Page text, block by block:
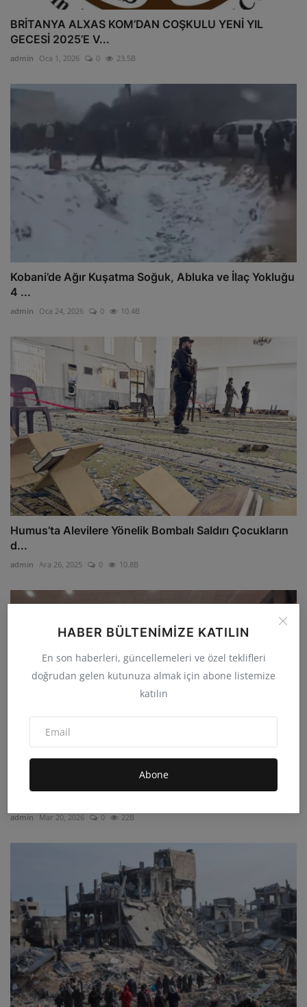
HABER BÜLTENIMIZE KATILIN
En son haberleri, güncellemeleri ve özel teklifleri
doğrudan gelen kutunuza almak için abone listemize
katılın
Abone
BRİTANYA ALXAS KOM’DAN COŞKULU YENİ YIL
GECESİ 2025’E V...
admin Oca 1, 2026 0 23.5B
Kobani’de Ağır Kuşatma Soğuk, Abluka ve İlaç Yokluğu
4 ...
admin Oca 24, 2026 0 10.4B
Humus’ta Alevilere Yönelik Bombalı Saldırı Çocukların
d...
admin Ara 26, 2025 0 10.8B
Enfield’de Tarihi Newroz Gecesi Kürt Kültürü, Ezgiler
admin Mar 20, 2026 0 22B